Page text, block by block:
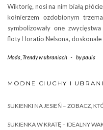
Wiktorię, nosi na nim białą
kołnierzem ozdobionym
symbolizowały one zwycięstwa
floty Horatio Nelsona,
Moda Trendy w ubraniach - bypaula
MODNE CIUCHY I
SUKIENKI NA JESIEŃ – ZOBACZ,
SUKIENKA W KRATĘ – IDEALNY